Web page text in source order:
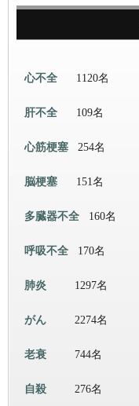
心不全 1120名
肝不全 109名
心筋梗塞 254名
脳梗塞 151名
多臓器不全 160名
呼吸不全 170名
肺炎 1297名
がん 2274名
老衰 744名
自殺 276名